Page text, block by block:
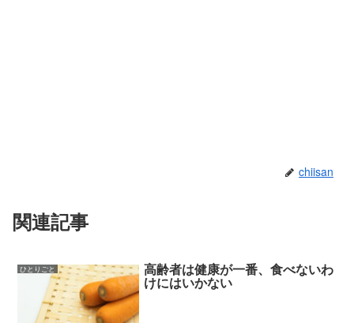
chiisan
関連記事
ひとりごと 高齢者は健康が一番、食べないわ
けにはいかない